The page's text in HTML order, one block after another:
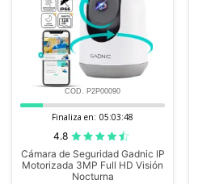
COD. P2P00090
Finaliza en: 05:03:46
4.8
Cámara de Seguridad Gadnic IP
Motorizada 3MP Full HD Visión
Nocturna